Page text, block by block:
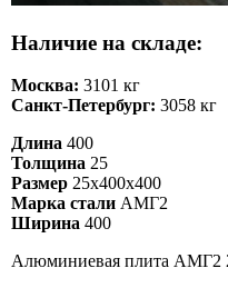
Наличие на складе:
Москва: 3101 кг
Санкт-Петербург: 3058 кг
Длина 400
Толщина 25
Размер 25х400х400
Марка стали АМГ2
Ширина 400
Алюминиевая плита АМГ2